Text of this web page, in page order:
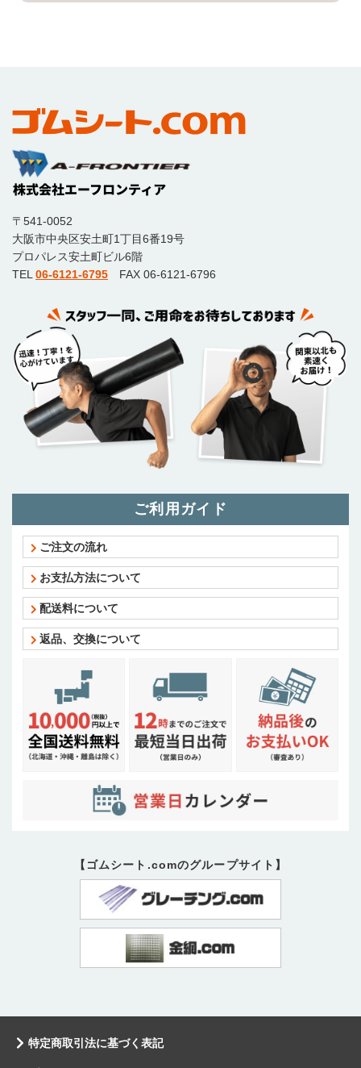
〒541-0052
大阪市中央区安土町1丁目6番19号
プロパレス安土町ビル6階
TEL 06-6121-6795 FAX 06-6121-6796
ご利用ガイド
ご注文の流れ
お支払方法について
配送料について
返品、交換について
【ゴムシート.comのグループサイト】
特定商取引法に基づく表記